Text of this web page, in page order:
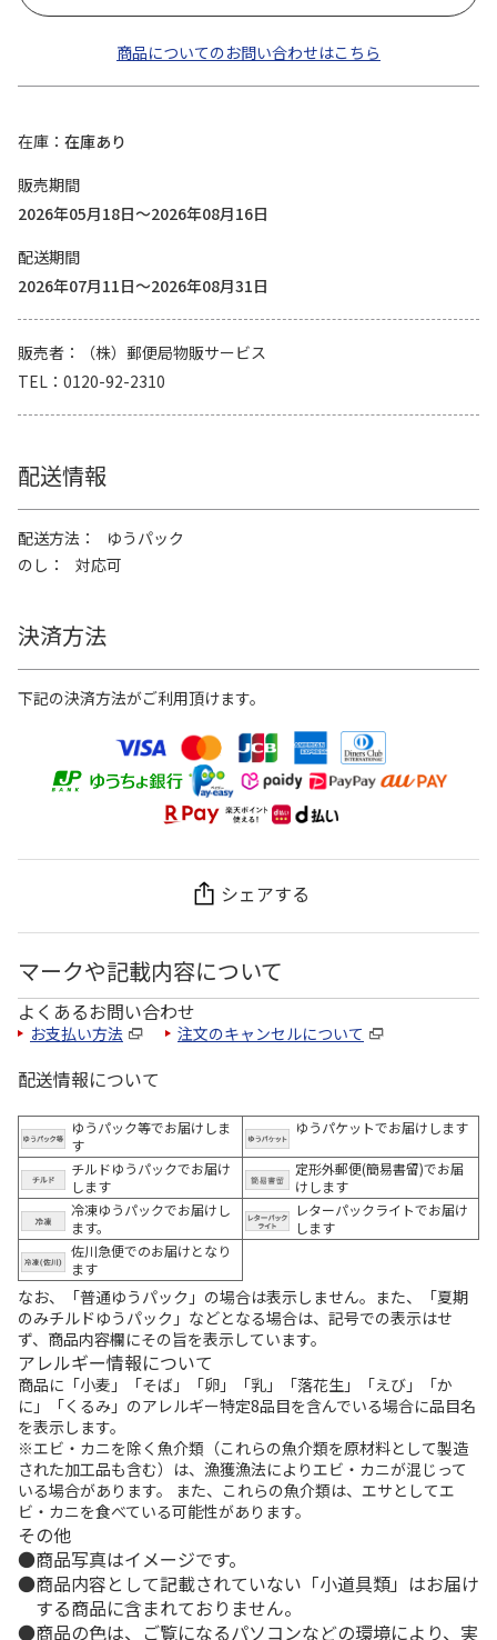
商品についてのお問い合わせはこちら
在庫
在庫あり
販売期間
2026年05月18日～2026年08月16日
配送期間
2026年07月11日～2026年08月31日
販売者
（株）郵便局物販サービス
TEL
0120-92-2310
配送情報
配送方法
ゆうパック
のし
対応可
決済方法
下記の決済方法がご利用頂けます。
シェアする
マークや記載内容について
よくあるお問い合わせ
お支払い方法 注文のキャンセルについて
配送情報について
ゆうパック等でお届けしま
す
ゆうパケットでお届けします
チルドゆうパックでお届け
します
定形外郵便(簡易書留)でお届
けします
冷凍ゆうパックでお届けし
ます。
レターパックライトでお届け
します
佐川急便でのお届けとなり
ます
なお、「普通ゆうパック」の場合は表示しません。また、「夏期
のみチルドゆうパック」などとなる場合は、記号での表示はせ
ず、商品内容欄にその旨を表示しています。
アレルギー情報について
商品に「小麦」「そば」「卵」「乳」「落花生」「えび」「か
に」「くるみ」のアレルギー特定8品目を含んでいる場合に品目名
を表示します。
※エビ・カニを除く魚介類（これらの魚介類を原材料として製造
された加工品も含む）は、漁獲漁法によりエビ・カニが混じって
いる場合があります。 また、これらの魚介類は、エサとしてエ
ビ・カニを食べている可能性があります。
その他
商品写真はイメージです。
商品内容として記載されていない「小道具類」はお届け
する商品に含まれておりません。
商品の色は、ご覧になるパソコンなどの環境により、実